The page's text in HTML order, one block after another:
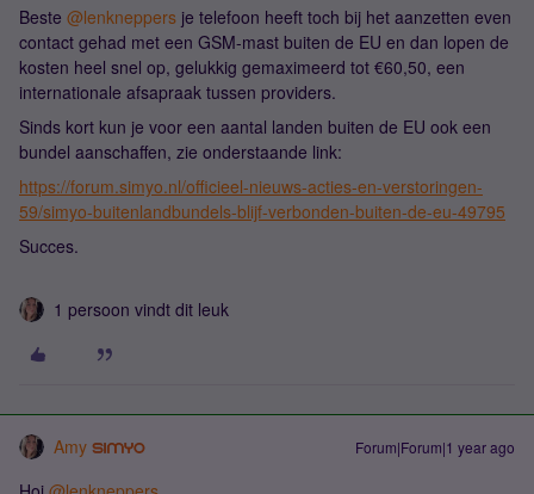
Beste ​ @lenkneppers je telefoon heeft toch bij het aanzetten even
contact gehad met een GSM-mast buiten de EU en dan lopen de
kosten heel snel op, gelukkig gemaximeerd tot €60,50, een
internationale afsapraak tussen providers.
Sinds kort kun je voor een aantal landen buiten de EU ook een
bundel aanschaffen, zie onderstaande link:
https://forum.simyo.nl/officieel-nieuws-acties-en-verstoringen-
59/simyo-buitenlandbundels-blijf-verbonden-buiten-de-eu-49795
Succes.
1 persoon vindt dit leuk
Amy Forum|Forum|1 year ago